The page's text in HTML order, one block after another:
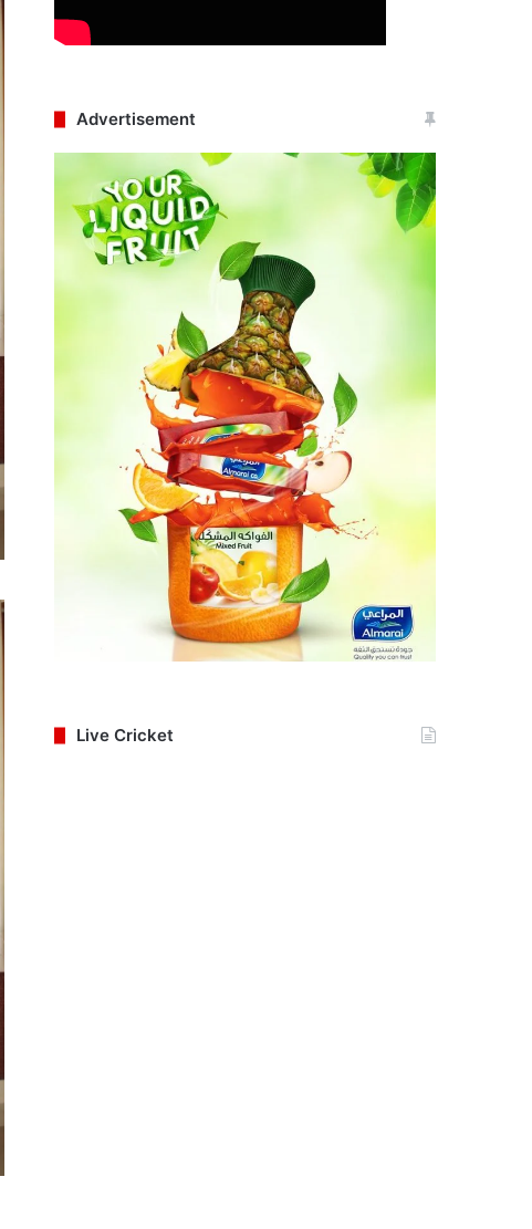
Advertisement
Live Cricket